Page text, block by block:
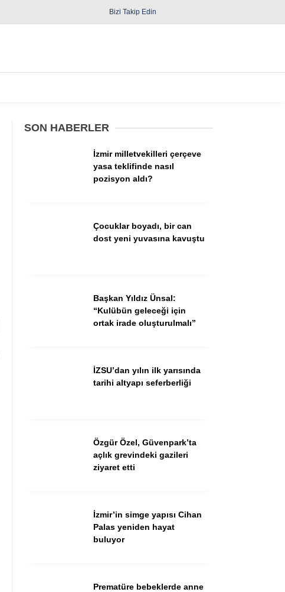
Yerel Yönetimler
Dünya
WhatsApp İhbar Hattı
Bizi Takip Edin
SON HABERLER
İzmir milletvekilleri çerçeve
yasa teklifinde nasıl
pozisyon aldı?
Çocuklar boyadı, bir can
dost yeni yuvasına kavuştu
Başkan Yıldız Ünsal:
“Kulübün geleceği için
ortak irade oluşturulmalı”
İZSU’dan yılın ilk yarısında
tarihi altyapı seferberliği
Özgür Özel, Güvenpark’ta
açlık grevindeki gazileri
ziyaret etti
İzmir’in simge yapısı Cihan
Palas yeniden hayat
buluyor
Prematüre bebeklerde anne